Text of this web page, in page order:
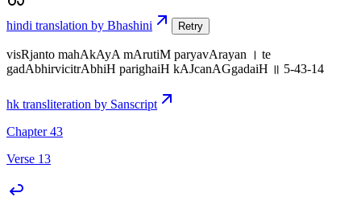
hindi translation by Bhashini Retry
visRjanto mahAkAyA mArutiM paryavArayan । te
gadAbhirvicitrAbhiH parighaiH kAJcanAGgadaiH ॥ 5-43-14
hk transliteration by Sanscript
Chapter 43
Verse 13